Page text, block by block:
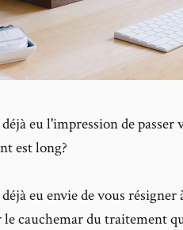
eu l'impression de
est long?
eu envie de vous
cauchemar du traitement